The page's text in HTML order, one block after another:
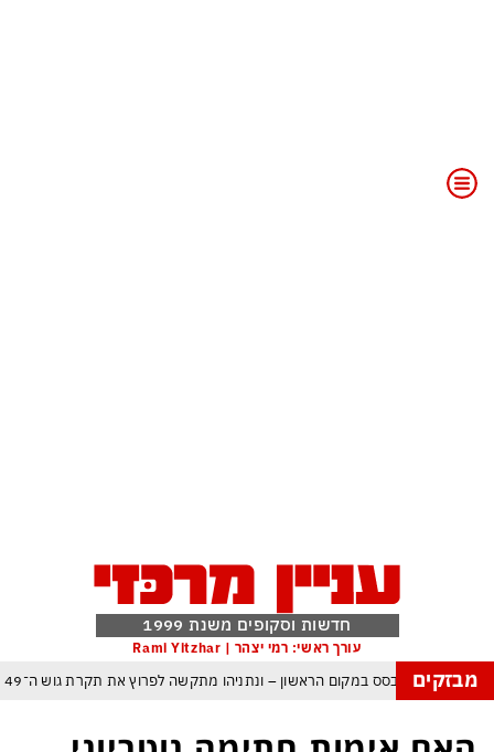
חדשות וסקופים משנת 1999
עורך ראשי: רמי יצהר | Rami Yitzhar
מבזקים
– איזנקוט מתבסס במקום הראשון – ונתניהו מתקשה לפרוץ את תקרת גוש ה־49